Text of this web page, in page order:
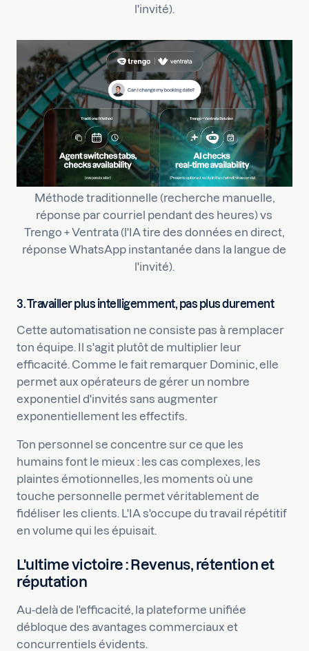
l'invité).
Méthode traditionnelle (recherche manuelle,
réponse par courriel pendant des heures) vs
Trengo + Ventrata (l'IA tire des données en direct,
réponse WhatsApp instantanée dans la langue de
l'invité).
3. Travailler plus intelligemment, pas plus durement
Cette automatisation ne consiste pas à remplacer
ton équipe. Il s'agit plutôt de multiplier leur
efficacité. Comme le fait remarquer Dominic, elle
permet aux opérateurs de gérer un nombre
exponentiel d'invités sans augmenter
exponentiellement les effectifs.
Ton personnel se concentre sur ce que les
humains font le mieux : les cas complexes, les
plaintes émotionnelles, les moments où une
touche personnelle permet véritablement de
fidéliser les clients. L'IA s'occupe du travail répétitif
en volume qui les épuisait.
L'ultime victoire : Revenus, rétention et
réputation
Au-delà de l'efficacité, la plateforme unifiée
débloque des avantages commerciaux et
concurrentiels évidents.